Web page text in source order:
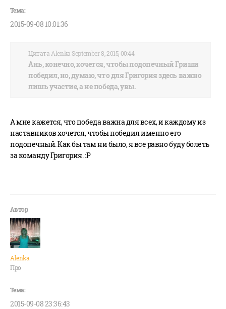
2015-09-08 10:01:36
Цитата Alenka September 8, 2015, 00:44
Ань, конечно, хочется, чтобы подопечный Гриши
победил, но, думаю, что для Григория здесь важно
лишь участие, а не победа, увы.
А мне кажется, что победа важна для всех, и каждому из
наставников хочется, чтобы победил именно его
подопечный. Как бы там ни было, я все равно буду болеть
за команду Григория. :P
Alenka
Про
2015-09-08 23:36:43